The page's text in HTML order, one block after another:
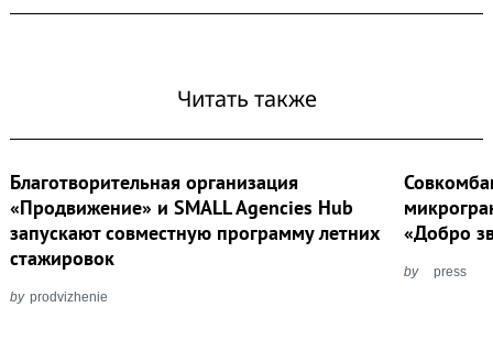
Читать также
Благотворительная организация
«Продвижение» и SMALL Agencies Hub
запускают совместную программу летних
стажировок
by prodvizhenie
«Добро
by press